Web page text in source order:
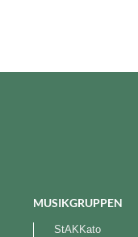
MUSIKGRUPPEN
StAKKato